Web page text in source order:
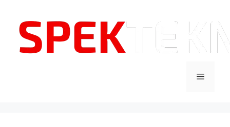
Menu